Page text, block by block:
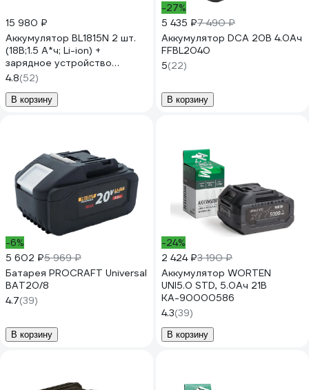
15 980 ₽
Аккумулятор BL1815N 2 шт.
(18В;1.5 А*ч; Li-ion) +
зарядное устройство
DC18SD Makita 197143-8
4.8(52)
В корзину
-27%
5 435 ₽7 490 ₽
Аккумулятор DCA 20В 4.0Ач
FFBL2040
5(22)
В корзину
-6%
5 602 ₽5 969 ₽
Батарея PROCRAFT Universal
BAT20/8
4.7(39)
В корзину
-24%
2 424 ₽3 190 ₽
Аккумулятор WORTEN
UNI5.0 STD, 5.0Ач 21В
КА-90000586
4.3(39)
В корзину